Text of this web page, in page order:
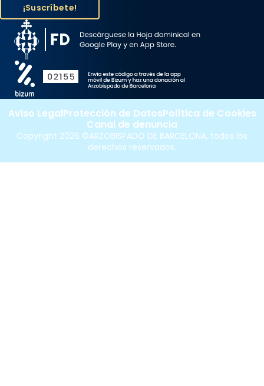
Copyright 2026 ©ARZOBISPADO DE BARCELONA, todos los
derechos reservados.
Aviso LegalProtección de DatosPolítica de Cookies
Canal de denuncia